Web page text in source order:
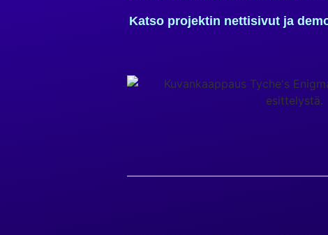
Katso projektin nettisivut ja